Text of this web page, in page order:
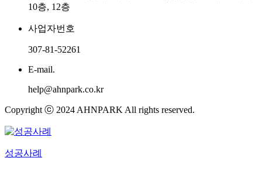
10층, 12층
사업자번호
307-81-52261
E-mail.
help@ahnpark.co.kr
Copyright ⓒ 2024 AHNPARK All rights reserved.
성공사례